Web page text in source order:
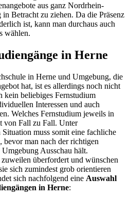
aus ganz Nordrhein-
Betracht zu ziehen. Da die Präsenz
ist, kann man durchaus auch
wählen.
in Herne
in Herne und Umgebung, die
hat, ist es allerdings noch nicht
kein beliebiges Fernstudium
Interessen und auch
Welches Fernstudium jeweils in
von Fall zu Fall. Unter
muss somit eine fachliche
man nach der richtigen
Ausschau hält.
überfordert und wünschen
sich zumindest grob orientieren
sich nachfolgend eine Auswahl
in Herne: